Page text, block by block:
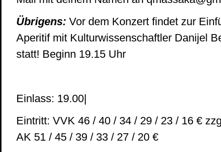
Übrigens: Vor dem Konzert findet zur
Aperitif mit Kulturwissenschaftler Danijel
statt! Beginn 19.15 Uhr
Einlass: 19.00|
Eintritt: VVK 46 / 40 / 34 / 29 / 23 / 16 €
AK 51 / 45 / 39 / 33 / 27 / 20 €